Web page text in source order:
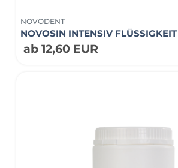
NOVODENT
NOVOSIN INTENSIV FLÜSSIGKEIT
ab 12,60 EUR